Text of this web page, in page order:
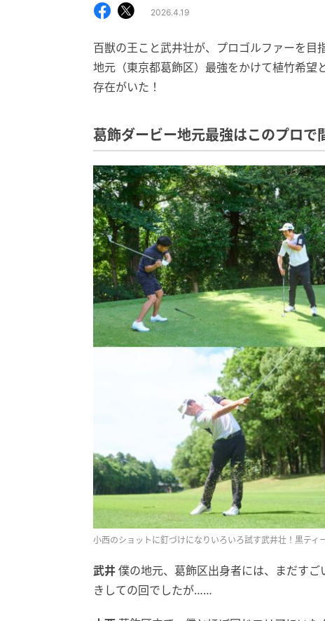
2026.4.19
百獣の王こと武井壮が、プロゴルファーを
地元（東京都葛飾区）最強をかけて植竹希望
存在がいた！
葛飾ダービー地元最強はこのプロで
小西のショットに釘づけになりいろいろ試す武井壮！黒テ
武井僕の地元、葛飾区出身者には、まだす
きしての回でしたが……